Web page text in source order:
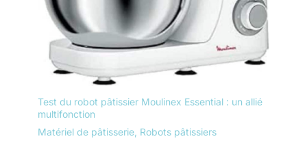
Test du robot pâtissier Moulinex Essential : un allié
multifonction
Matériel de pâtisserie Robots pâtissiers